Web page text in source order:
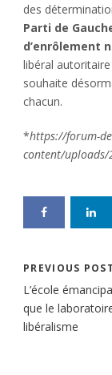
des
Parti de
d’enrôlement
libéral
souhaite
chacun.
*https://forum-
content/uploads/
PREVIOUS POST
L’école
que le
libéralisme